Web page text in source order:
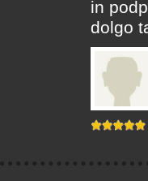
in
dolgo